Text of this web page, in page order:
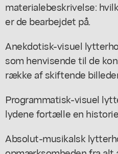
materialebeskrivelse:
er de bearbejdet på.
Anekdotisk-visuel
som henvisende til de
række af skiftende
Programmatisk-visuel
lydene fortælle en
Absolut-musikalsk